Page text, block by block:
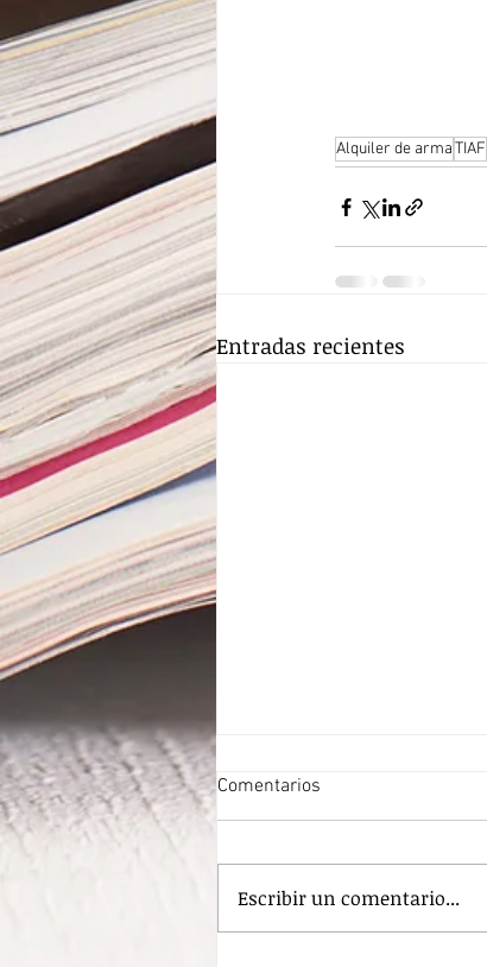
Alquiler de armaTIAF
Entradas recientes
Comentarios
Escribir un comentario...